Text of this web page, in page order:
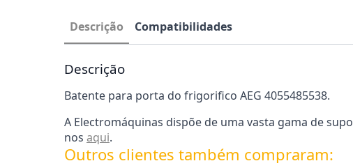
Descrição Compatibilidades
Descrição
Batente para porta do frigorifico AEG 4055485538.
A Electromáquinas dispõe de uma vasta gama de
nos aqui.
Outros clientes também compraram: